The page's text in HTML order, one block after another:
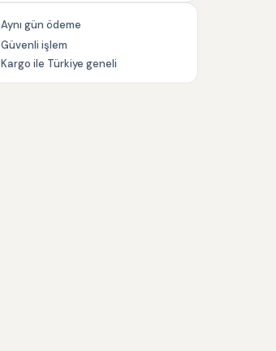
Aynı gün ödeme
Güvenli işlem
Kargo ile Türkiye geneli